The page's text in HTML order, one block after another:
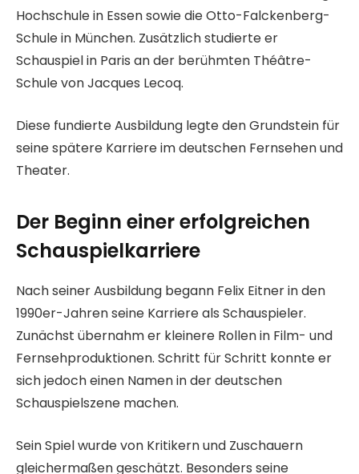
Hochschule in Essen sowie die Otto-Falckenberg-
Schule in München. Zusätzlich studierte er
Schauspiel in Paris an der berühmten Théâtre-
Schule von Jacques Lecoq.
Diese fundierte Ausbildung legte den Grundstein für
seine spätere Karriere im deutschen Fernsehen und
Theater.
Der Beginn einer erfolgreichen
Schauspielkarriere
Nach seiner Ausbildung begann Felix Eitner in den
1990er-Jahren seine Karriere als Schauspieler.
Zunächst übernahm er kleinere Rollen in Film- und
Fernsehproduktionen. Schritt für Schritt konnte er
sich jedoch einen Namen in der deutschen
Schauspielszene machen.
Sein Spiel wurde von Kritikern und Zuschauern
gleichermaßen geschätzt. Besonders seine